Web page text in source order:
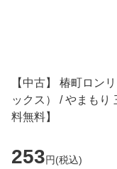
【中古】 椿町ロン
ックス） / やまもり
料無料】
253円(税込)